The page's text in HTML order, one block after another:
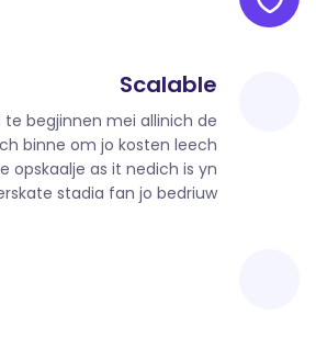
Scalable
te begjinnen mei allinich de
binne om jo kosten leech
opskaalje as it nedich is yn
stadia fan jo bedriuw